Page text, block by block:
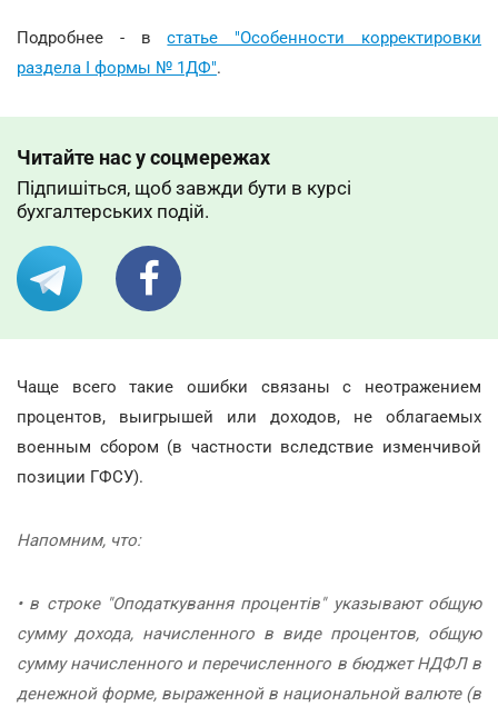
Подробнее - встатье "Особенности корректировки
раздела І формы № 1ДФ".
Читайте нас у соцмережах
Підпишіться, щоб завжди бути в курсі
бухгалтерських подій.
Чаще всего такие ошибки связаны с неотражением
процентов, выигрышей или доходов, не облагаемых
военным сбором (в частности вследствие изменчивой
позиции ГФСУ).
Напомним, что:
• в строке "Оподаткування процентів" указывают общую
сумму дохода, начисленного в виде процентов, общую
сумму начисленного и перечисленного в бюджет НДФЛ в
денежной форме, выраженной в национальной валюте (в